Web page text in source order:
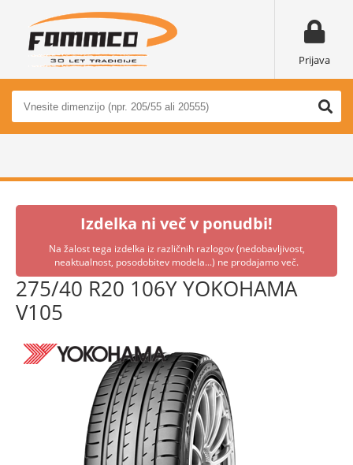
Prijava
Izdelka ni več v ponudbi!
Na žalost tega izdelka iz različnih razlogov (nedobavljivost,
neaktualnost, posodobitev modela...) ne prodajamo več.
275/40 R20 106Y YOKOHAMA
V105